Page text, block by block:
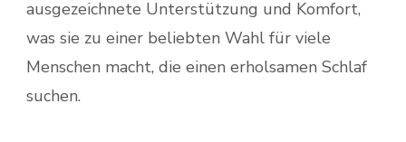
ausgezeichnete Unterstützung und Komfort,
was sie zu einer beliebten Wahl für viele
Menschen macht, die einen erholsamen Schlaf
suchen.